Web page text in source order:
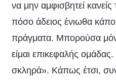
να μην αμφισβητεί
πόσο άδειος ένιωθα
πράγματα. Μπορούσα
είμαι επικεφαλής
σκληρά». Κάπως έτσι,